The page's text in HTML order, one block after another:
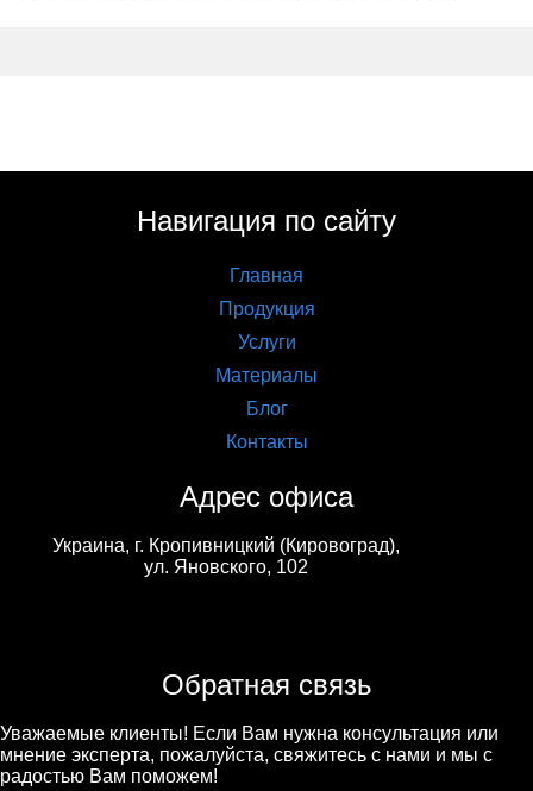
Навигация по сайту
Главная
Продукция
Услуги
Материалы
Блог
Контакты
Адрес офиса
Украина, г. Кропивницкий (Кировоград),
ул. Яновского, 102
Обратная связь
Уважаемые клиенты! Если Вам нужна консультация или
мнение эксперта, пожалуйста, свяжитесь с нами и мы с
радостью Вам поможем!